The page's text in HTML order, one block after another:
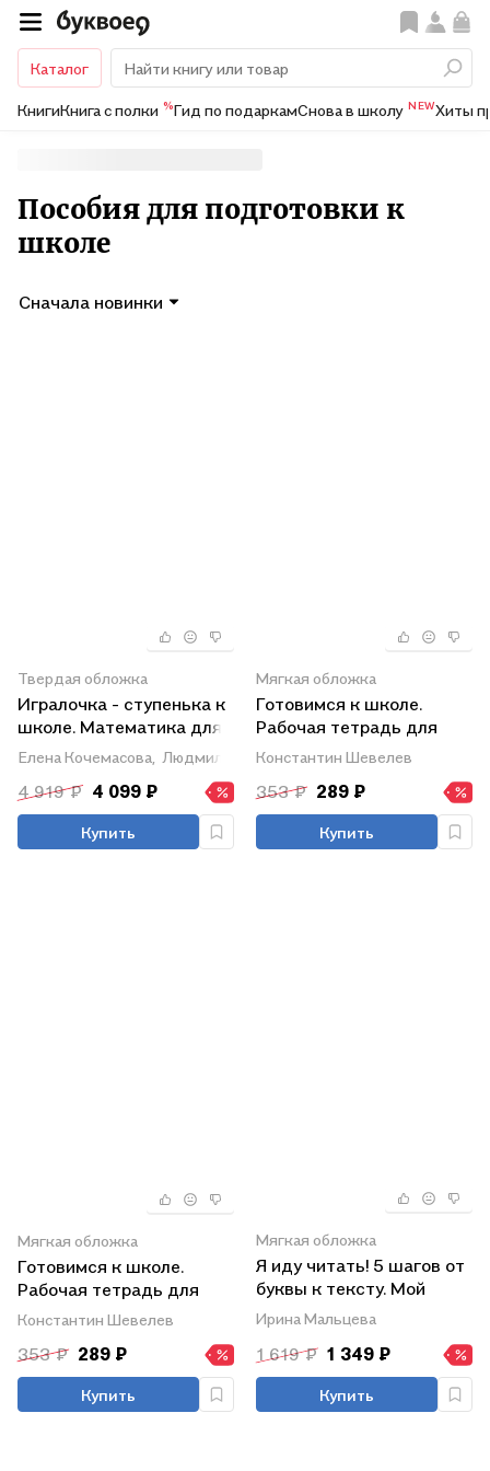
Каталог
КнигиКнига с полки %Гид по подаркамСнова в школу NEWХиты
Пособия для подготовки к
школе
Сначала новинки
Твердая обложка
Игралочка - ступенька к
школе. Математика для
детей 6-7 лет.
материал. Ступень 4 (2)
Елена Кочемасова, Людмила Петерсон
4 919 ₽ 4 099 ₽
Купить
Мягкая обложка
Готовимся к школе.
Рабочая тетрадь для
детей 5-6 лет. В двух
Константин Шевелев
353 ₽ 289 ₽
Купить
Мягкая обложка
Готовимся к школе.
Рабочая тетрадь для
детей 5-6 лет. В двух
Константин Шевелев
353 ₽ 289 ₽
Купить
Мягкая обложка
Я иду читать! 5 шагов от
буквы к тексту. Мой
личный путь
Ирина Мальцева
1 619 ₽ 1 349 ₽
Купить